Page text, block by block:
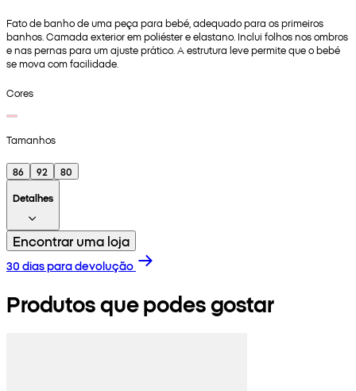
Fato de banho de uma peça para bebé, adequado para os primeiros
banhos. Camada exterior em poliéster e elastano. Inclui folhos nos ombros
e nas pernas para um ajuste prático. A estrutura leve permite que o bebé
se mova com facilidade.
Cores
Tamanhos
86 92
80
Detalhes
Encontrar uma loja
30 dias para devolução
Produtos que podes gostar